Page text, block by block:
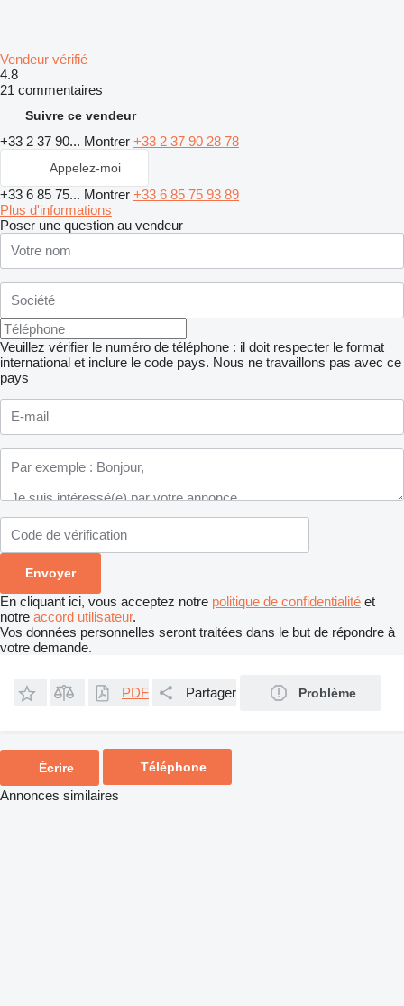
Vendeur vérifié
4.8
21 commentaires
Suivre ce vendeur
+33 2 37 90... Montrer +33 2 37 90 28 78
Appelez-moi
+33 6 85 75... Montrer +33 6 85 75 93 89
Plus d'informations
Poser une question au vendeur
Veuillez vérifier le numéro de téléphone : il doit respecter le format
international et inclure le code pays. Nous ne travaillons pas avec ce
pays
En cliquant ici, vous acceptez notre politique de confidentialité et
notre accord utilisateur.
Vos données personnelles seront traitées dans le but de répondre à
votre demande.
PDF Partager Problème
Écrire Téléphone
Annonces similaires